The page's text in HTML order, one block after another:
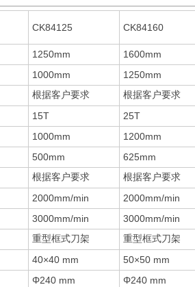
CK84125 CK84160
1250mm 1600mm
1000mm 1250mm
根据客户要求 根据客户要求
15T 25T
1000mm 1200mm
500mm 625mm
根据客户要求 根据客户要求
2000mm/min 2000mm/min
3000mm/min 3000mm/min
重型框式刀架 重型框式刀架
40×40 mm 50×50 mm
Φ240 mm Φ240 mm